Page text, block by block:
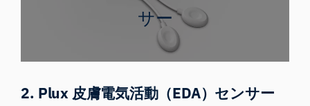
サー
2. Plux 皮膚電気活動（EDA）センサー